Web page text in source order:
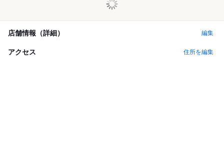
店舗情報（詳細） 編集
アクセス 住所を編集